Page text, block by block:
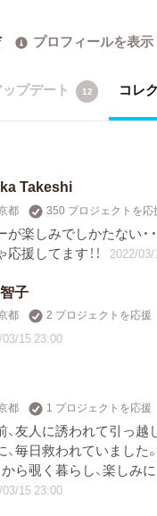
プロフィールを表示
プデート 12 コレ
Takeshi
都 350 プロジェクトを応
が楽しみでしかたない・・
応援してます！！
2022/
子
都 2 プロジェクトを応援
15 23:00
都 1 プロジェクトを応援
、友人に誘われて引っ越
、毎日救われていました
から覗く暮らし、楽しみ
15 23:00